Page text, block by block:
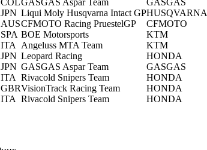
JPN Liqui Moly Husqvarna Intact GPHUSQVARNA
AUSCFMOTO Racing PruestelGP CFMOTO
SPA BOE Motorsports KTM
ITA Angeluss MTA Team KTM
JPN Leopard Racing HONDA
JPN GASGAS Aspar Team GASGAS
ITA Rivacold Snipers Team HONDA
GBRVisionTrack Racing Team HONDA
ITA Rivacold Snipers Team HONDA